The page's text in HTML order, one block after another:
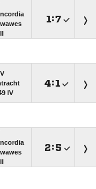
:
IV
:
: